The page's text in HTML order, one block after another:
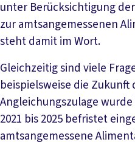
unter Berücksichtigung
zur amtsangemessenen
steht damit im Wort.
Gleichzeitig sind viele
beispielsweise die Zukunft
Angleichungszulage
2021 bis 2025 befristet
amtsangemessene